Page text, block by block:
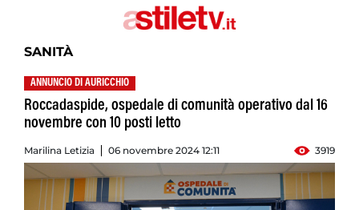
SANITÀ
ANNUNCIO DI AURICCHIO
Roccadaspide, ospedale di comunità operativo dal 16
novembre con 10 posti letto
Marilina Letizia 06 novembre 2024 12:11 3919